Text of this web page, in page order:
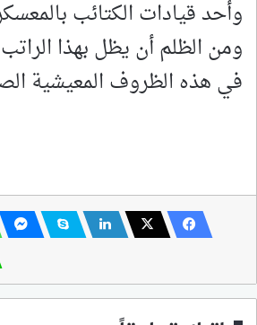
وأحد قيادات الكتائب
ومن الظلم أن يظل بهذا
في هذه الظروف المعيشية